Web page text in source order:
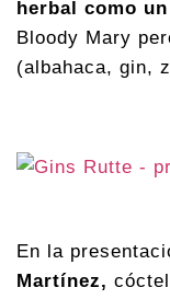
herbal como
Bloody Mary
(albahaca, gin,
En la
Martínez,